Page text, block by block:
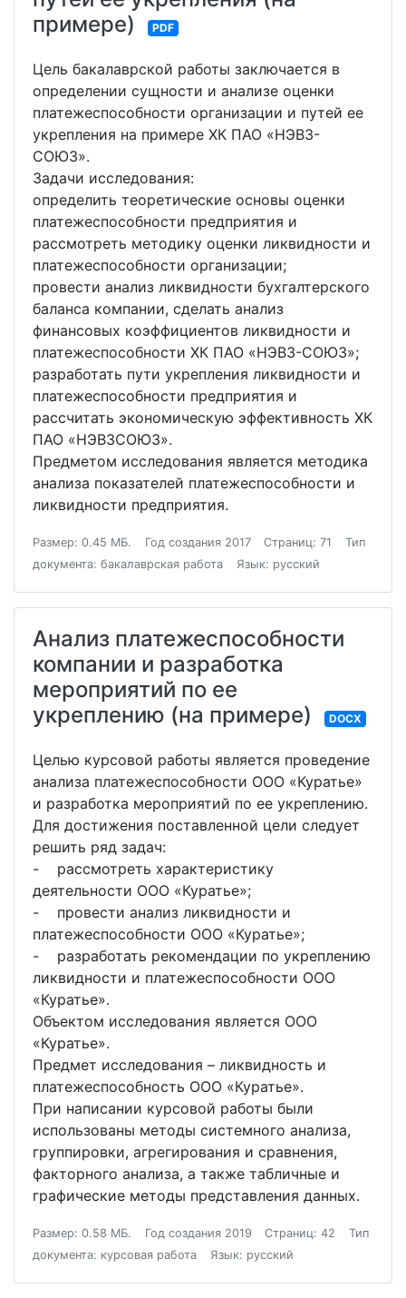
примере)
PDF
Цель бакалаврской работы заключается в
определении сущности и анализе оценки
платежеспособности организации и путей ее
укрепления на примере ХК ПАО «НЭВЗ-
СОЮЗ».
Задачи исследования:
определить теоретические основы оценки
платежеспособности предприятия и
рассмотреть методику оценки ликвидности и
платежеспособности организации;
провести анализ ликвидности бухгалтерского
баланса компании, сделать анализ
финансовых коэффициентов ликвидности и
платежеспособности ХК ПАО «НЭВЗ-СОЮЗ»;
разработать пути укрепления ликвидности и
платежеспособности предприятия и
рассчитать экономическую эффективность ХК
ПАО «НЭВЗСОЮЗ».
Предметом исследования является методика
анализа показателей платежеспособности и
ликвидности предприятия.
Размер: 0.45 МБ. Год создания 2017 Страниц: 71
Тип
документа: бакалаврская работа
Язык: русский
Анализ платежеспособности
компании и разработка
мероприятий по ее
укреплению (на примере)
DOCX
Целью курсовой работы является проведение
анализа платежеспособности ООО «Куратье»
и разработка мероприятий по ее укреплению.
Для достижения поставленной цели следует
решить ряд задач:
- рассмотреть характеристику
деятельности ООО «Куратье»;
- провести анализ ликвидности и
платежеспособности ООО «Куратье»;
- разработать рекомендации по укреплению
ликвидности и платежеспособности ООО
«Куратье».
Объектом исследования является ООО
«Куратье».
Предмет исследования – ликвидность и
платежеспособность ООО «Куратье».
При написании курсовой работы были
использованы методы системного анализа,
группировки, агрегирования и сравнения,
факторного анализа, а также табличные и
графические методы представления данных.
Размер: 0.58 МБ. Год создания 2019 Страниц: 42
Тип
документа: курсовая работа
Язык: русский